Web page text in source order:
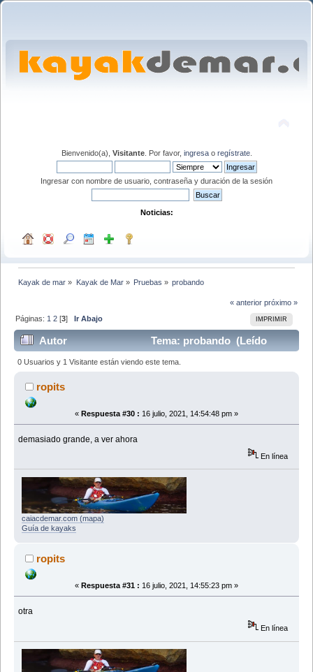
Bienvenido(a), Visitante. Por favor, ingresao regístrate.
Ingresar con nombre de usuario, contraseña y duración de la sesión
Noticias:
Kayak de mar » Kayak de Mar» Pruebas » probando
« anterior próximo »
IMPRIMIR
Páginas: 1 2 [3]Ir Abajo
Autor
Tema: probando (Leído
105393 veces)
0 Usuarios y 1 Visitante están viendo este tema.
ropits
« Respuesta #30 : 16 julio, 2021, 14:54:48 pm »
demasiado grande, a ver ahora
En línea
caiacdemar.com (mapa)
Guía de kayaks
ropits
« Respuesta #31 : 16 julio, 2021, 14:55:23 pm »
otra
En línea